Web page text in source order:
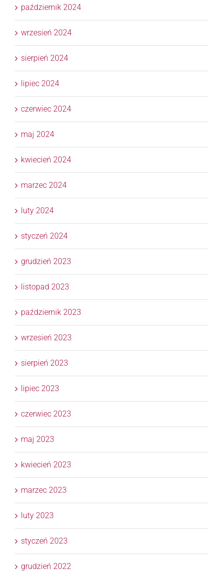
październik 2024
wrzesień 2024
sierpień 2024
lipiec 2024
czerwiec 2024
maj 2024
kwiecień 2024
marzec 2024
luty 2024
styczeń 2024
grudzień 2023
listopad 2023
październik 2023
wrzesień 2023
sierpień 2023
lipiec 2023
czerwiec 2023
maj 2023
kwiecień 2023
marzec 2023
luty 2023
styczeń 2023
grudzień 2022